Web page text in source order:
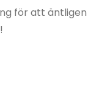
för att äntligen